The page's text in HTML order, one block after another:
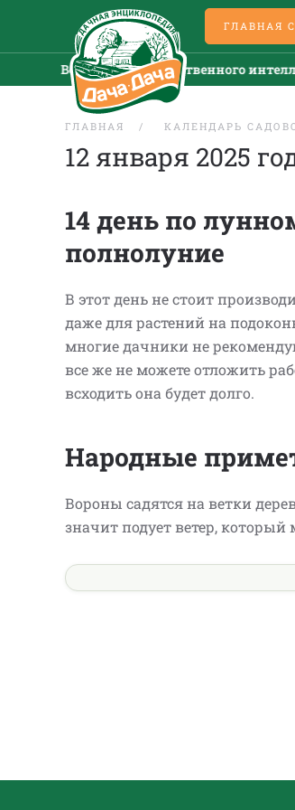
ГЛАВНАЯ
Все новости искусственного
ГЛАВНАЯ КАЛЕНДАРЬ
12 января 2025
14 день по
полнолуние
В этот день не стоит
даже для растений на
многие дачники не
все же не можете отложить
всходить она будет долго.
Народные
Вороны садятся на ветки
значит подует ветер,